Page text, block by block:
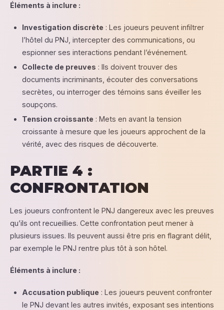
Éléments à inclure :
Investigation discrète : Les joueurs peuvent infiltrer
l’hôtel du PNJ, intercepter des communications, ou
espionner ses interactions pendant l’événement.
Collecte de preuves : Ils doivent trouver des
documents incriminants, écouter des conversations
secrètes, ou interroger des témoins sans éveiller les
soupçons.
Tension croissante : Mets en avant la tension
croissante à mesure que les joueurs approchent de la
vérité, avec des risques de découverte.
PARTIE 4 :
CONFRONTATION
Les joueurs confrontent le PNJ dangereux avec les preuves
qu’ils ont recueillies. Cette confrontation peut mener à
plusieurs issues. Ils peuvent aussi être pris en flagrant délit,
par exemple le PNJ rentre plus tôt à son hôtel.
Éléments à inclure :
Accusation publique : Les joueurs peuvent confronter
le PNJ devant les autres invités, exposant ses intentions